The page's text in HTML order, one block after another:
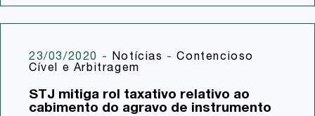
Twitter
Share
23/03/2020 - Notícias -Contencioso
Cível e Arbitragem
STJ mitiga rol taxativo relativo ao
cabimento do agravo de instrumento